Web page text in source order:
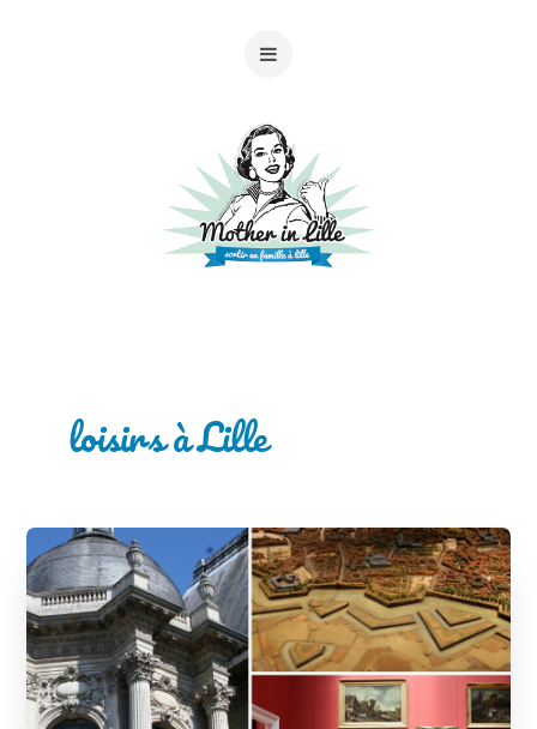
loisirs à Lille